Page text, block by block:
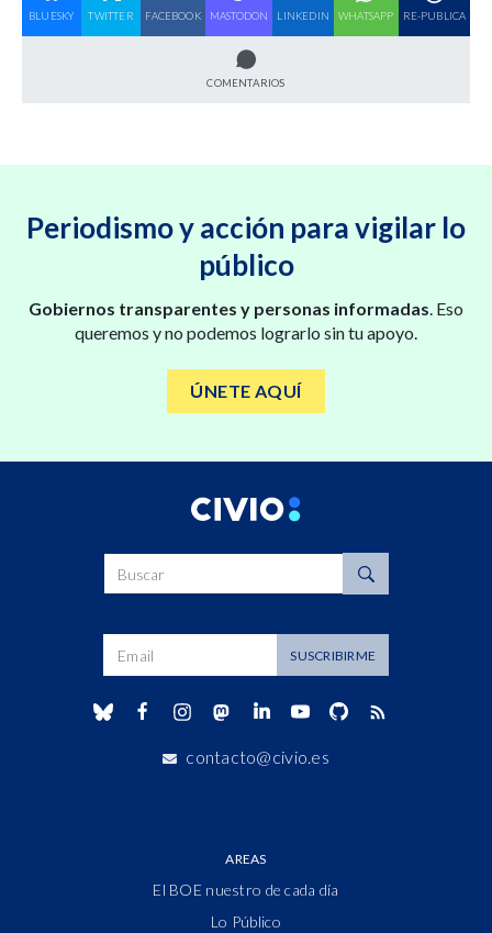
BLUESKY TWITTER FACEBOOK MASTODON LINKEDIN WHATSAPP RE-PUBLICA
COMENTARIOS
Periodismo y acción para vigilar lo
público
Gobiernos transparentes y personas informadas. Eso
queremos y no podemos lograrlo sin tu apoyo.
ÚNETE AQUÍ
SUSCRIBIRME
contacto@civio.es
AREAS
El BOE nuestro de cada día
Lo Público